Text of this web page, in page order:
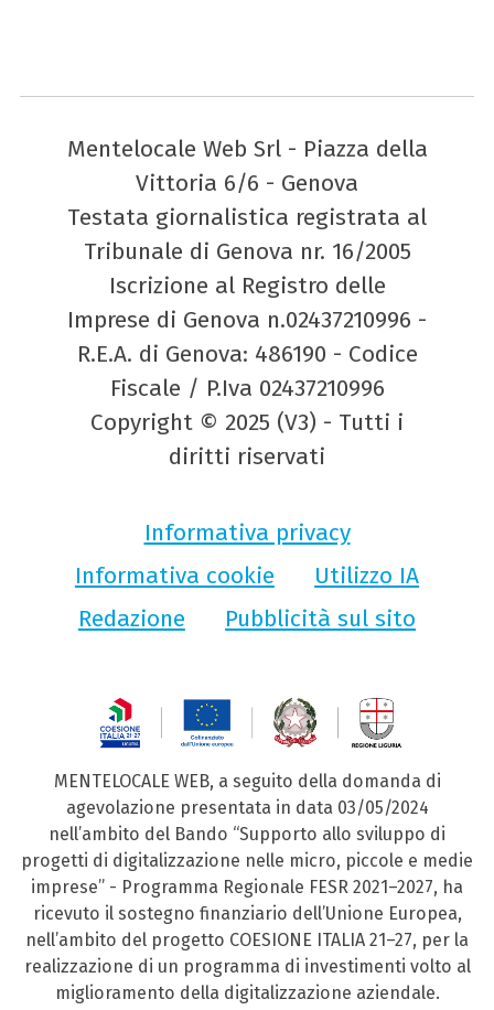
Mentelocale Web Srl - Piazza della
Vittoria 6/6 - Genova
Testata giornalistica registrata al
Tribunale di Genova nr. 16/2005
Iscrizione al Registro delle
Imprese di Genova n.02437210996 -
R.E.A. di Genova: 486190 - Codice
Fiscale / P.Iva 02437210996
Copyright © 2025 (V3) - Tutti i
diritti riservati
Informativa privacy
Informativa cookie
Utilizzo IA
Redazione
Pubblicità sul sito
MENTELOCALE WEB, a seguito della domanda di
agevolazione presentata in data 03/05/2024
nell’ambito del Bando “Supporto allo sviluppo di
progetti di digitalizzazione nelle micro, piccole e medie
imprese” - Programma Regionale FESR 2021–2027, ha
ricevuto il sostegno finanziario dell’Unione Europea,
nell’ambito del progetto COESIONE ITALIA 21–27, per la
realizzazione di un programma di investimenti volto al
miglioramento della digitalizzazione aziendale.